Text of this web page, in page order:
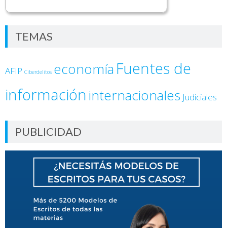
TEMAS
AFIP Ciberdelitos economía Fuentes de
informacióninternacionales Judiciales
PUBLICIDAD